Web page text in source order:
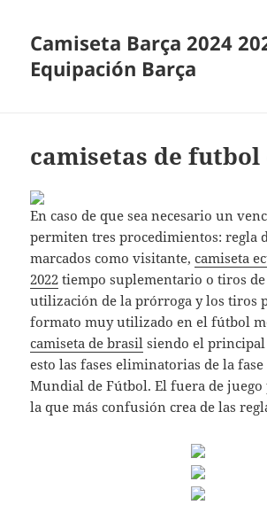
Camiseta Barça 2024
Equipación Barça
camisetas de futbol
En caso de que sea necesario un
permiten tres procedimientos: regla
marcados como visitante,camiseta
2022 tiempo suplementario o tiros
utilización de la prórroga y los tiros
formato muy utilizado en el fútbol
camiseta de brasil siendo el
esto las fases eliminatorias de la
Mundial de Fútbol. El fuera de juego
la que más confusión crea de las